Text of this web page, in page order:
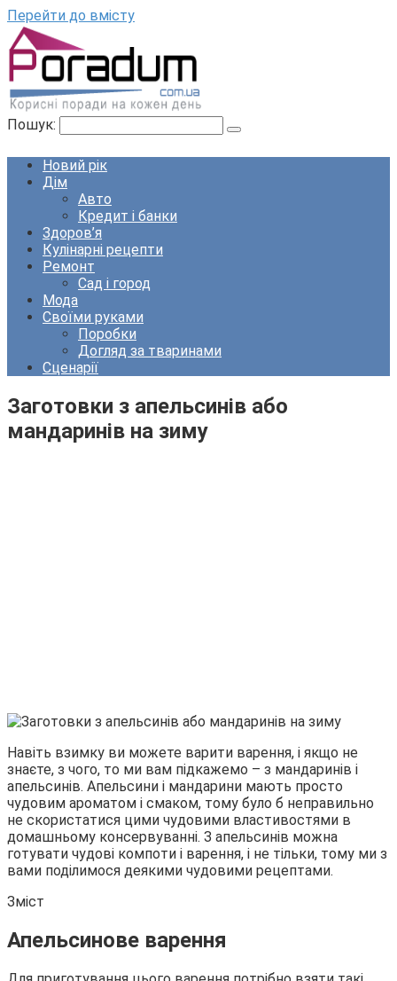
Перейти до вмісту
Пошук:
Новий рік
Дім
Авто
Кредит і банки
Здоров’я
Кулінарні рецепти
Ремонт
Сад і город
Мода
Своїми руками
Поробки
Догляд за тваринами
Сценарії
Заготовки з апельсинів або
мандаринів на зиму
Навіть взимку ви можете варити варення, і якщо не
знаєте, з чого, то ми вам підкажемо – з мандаринів і
апельсинів. Апельсини і мандарини мають просто
чудовим ароматом і смаком, тому було б неправильно
не скористатися цими чудовими властивостями в
домашньому консервуванні. З апельсинів можна
готувати чудові компоти і варення, і не тільки, тому ми з
вами поділимося деякими чудовими рецептами.
Зміст
Апельсинове варення